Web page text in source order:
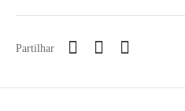
Partilhar